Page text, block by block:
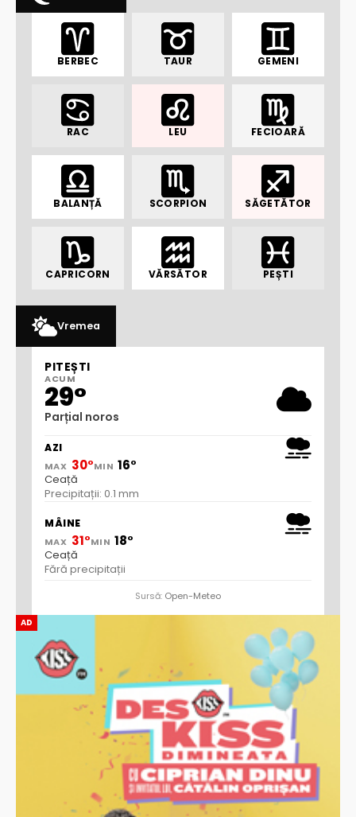
AD
BERBEC TAUR GEMENI
RAC LEU FECIOARĂ
BALANȚĂ SCORPION SĂGETĂTOR
CAPRICORN VĂRSĂTOR PEȘTI
Vremea
PITEȘTI
ACUM
29°
Parțial noros
AZI
MAX 30°MIN 16°
Ceață
Precipitații: 0.1 mm
MÂINE
MAX 31°MIN 18°
Ceață
Fără precipitații
Sursă: Open-Meteo